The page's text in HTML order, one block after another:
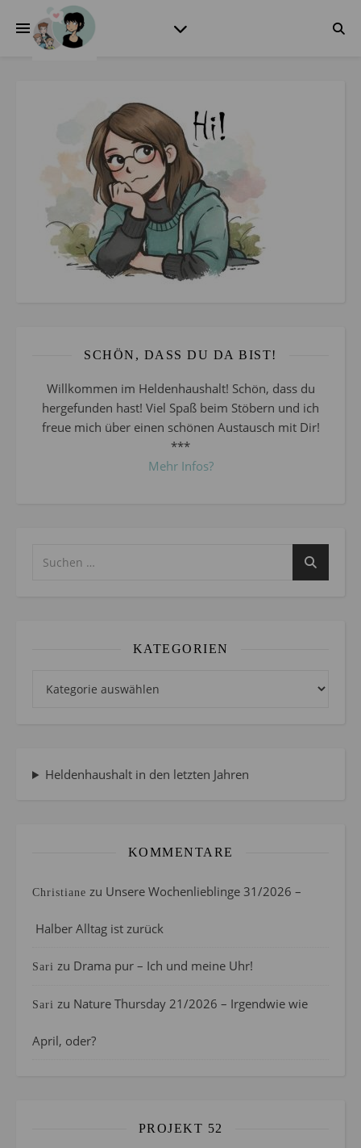
SCHÖN, DASS DU DA BIST!
Willkommen im Heldenhaushalt! Schön, dass du
hergefunden hast! Viel Spaß beim Stöbern und ich
freue mich über einen schönen Austausch mit Dir!
***
Mehr Infos?
KATEGORIEN
Heldenhaushalt in den letzten Jahren
KOMMENTARE
Christiane zu Unsere Wochenlieblinge 31/2026 –
Halber Alltag ist zurück
Sari zu Drama pur – Ich und meine Uhr!
Sari zu Nature Thursday 21/2026 – Irgendwie wie
April, oder?
PROJEKT 52